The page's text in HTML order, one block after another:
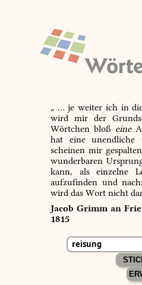
„ … je weiter ich in
wird mir der
Wörtchen bloß eine
hat eine unendliche
scheinen mir
wunderbaren
kann, als einzelne
aufzufinden und
wird das Wort nicht
Jacob Grimm an
1815